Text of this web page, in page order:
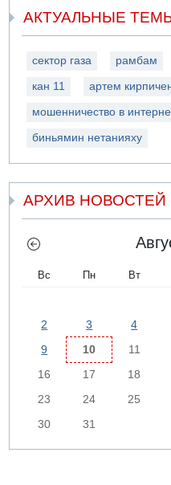
АКТУАЛЬНЫЕ
сектор газа рамбам
кан 11 артем
мошенничество в
биньямин нетанияху
АРХИВ НОВОСТЕЙ
Вс Пн Вт
2
3 4
9
10 11
16
17 18
23
24 25
30
31